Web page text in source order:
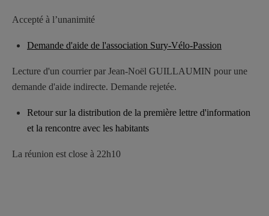
Accepté à l’unanimité
Demande d'aide de l'association Sury-Vélo-Passion
Lecture d'un courrier par Jean-Noël GUILLAUMIN pour une
demande d'aide indirecte. Demande rejetée.
Retour sur la distribution de la première lettre d'information
et la rencontre avec les habitants
La réunion est close à 22h10